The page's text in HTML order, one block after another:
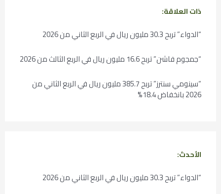
ذات العلاقة:
“الدواء” تربح 30.3 مليون ريال في الربع الثاني من 2026
“جمجوم فاشن” تربح 16.6 مليون ريال في الربع الثالث من 2026
“سينومي سنترز” تربح 385.7 مليون ريال في الربع الثاني من
2026 بانخفاض 18.4%
الأحدث:
“الدواء” تربح 30.3 مليون ريال في الربع الثاني من 2026